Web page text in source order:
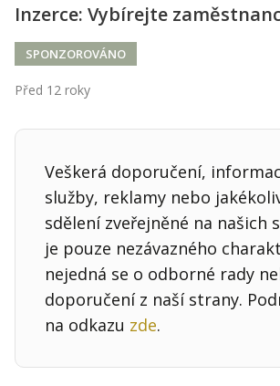
Inzerce: Vybírejte
SPONZOROVÁNO
Před 12 roky
Veškerá doporučení,
služby, reklamy nebo
sdělení zveřejněné na našich
je pouze nezávazného
nejedná se o odborné rady
doporučení z naší strany.
na odkazu zde.